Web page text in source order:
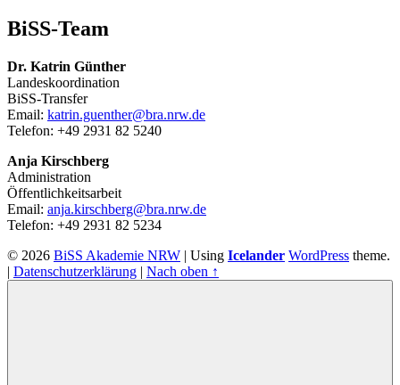
BiSS-Team
Dr. Katrin Günther
Landeskoordination
BiSS-Transfer
Email: katrin.guenther@bra.nrw.de
Telefon: +49 2931 82 5240
Anja Kirschberg
Administration
Öffentlichkeitsarbeit
Email: anja.kirschberg@bra.nrw.de
Telefon: +49 2931 82 5234
© 2026 BiSS Akademie NRW | Using Icelander WordPress theme.
| Datenschutzerklärung | Nach oben ↑